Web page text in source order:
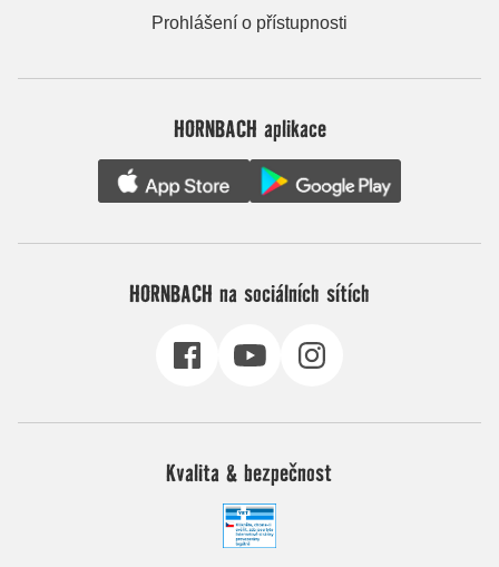
Prohlášení o přístupnosti
HORNBACH aplikace
HORNBACH na sociálních sítích
Kvalita & bezpečnost